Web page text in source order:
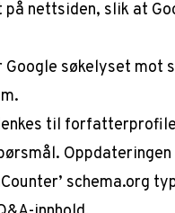
nettsiden, slik at
Google søkelyset
til
schema.org